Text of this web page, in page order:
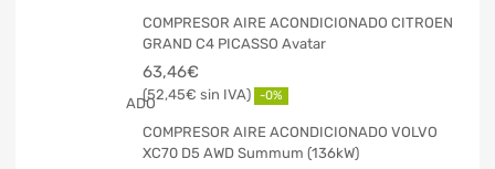
COMPRESOR AIRE ACONDICIONADO CITROEN
GRAND C4 PICASSO Avatar
63,46€
52,45€ -0%
COMPRESOR AIRE ACONDICIONADO VOLVO
XC70 D5 AWD Summum (136kW)